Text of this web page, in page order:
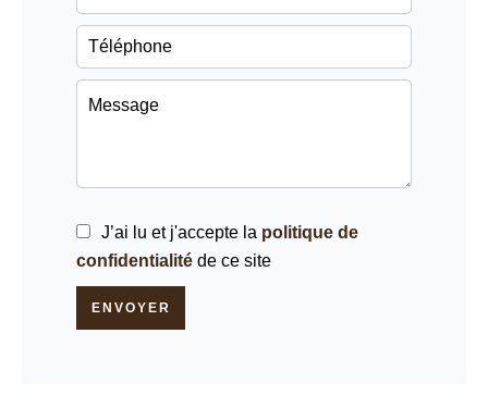
J’ai lu et j'accepte la politique de
confidentialité de ce site
ENVOYER